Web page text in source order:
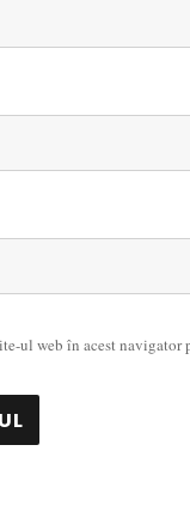
ul web în acest navigator